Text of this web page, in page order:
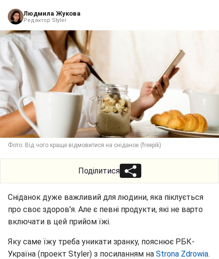
Людмила Жукова
Редактор Styler
Фото: Від чого краще відмовитися на сніданок (freepik)
Поділитися
Сніданок дуже важливий для людини, яка піклується
про своє здоров'я. Але є певні продукти, які не варто
включати в цей прийом їжі.
Яку саме їжу треба уникати зранку, пояснює РБК-
Україна (проект Styler) з посиланням на Strona Zdrowia.